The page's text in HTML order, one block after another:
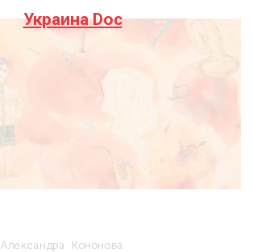
Кононова
Украина Doc